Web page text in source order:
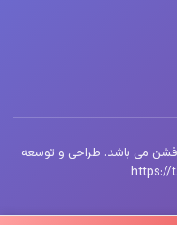
می باشد. طراحی و توسعه
https://